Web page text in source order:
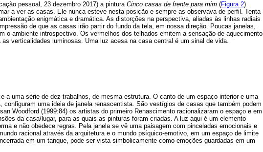
pessoal, 23 dezembro 2017) a pintura Cinco casas de frente para mim (Figura 2)
a ver as casas. Ele nunca esteve nesta posição e sempre as observava de perfil. Tenta
enigmática e dramática. As distorções na perspectiva, aliadas às linhas radiais
de que as casas irão partir do fundo da tela, em nossa direção. Poucas janelas,
o ambiente introspectivo. Os vermelhos dos telhados emitem a sensação de aquecimento
verticalidades luminosas. Uma luz acesa na casa central é um sinal de vida.
a uma série de dez trabalhos, de mesma estrutura. O canto de um espaço interior e uma
configuram uma ideia de janela renascentista. São vestígios de casas que também podem
Woodford (1999:84) os artistas do primeiro Renascimento racionalizaram o espaço e em
da casa/lugar, para as quais as pinturas foram criadas. A luz aqui é um elemento
e não obedece regras. Pela janela se vê uma paisagem com pinceladas emocionais e
racional através da arquitetura e o mundo psíquico-emotivo, em um espaço de limite
em um tanque, pode ser vista simbolicamente como emoções guardadas em um